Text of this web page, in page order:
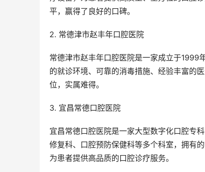
平，赢得了良好的口碑。
2. 常德津市赵丰年口腔医院
常德津市赵丰年口腔医院是一家成立于1999
的就诊环境、可靠的消毒措施、经验丰富的
位，实属难得。
3. 宜昌常德口腔医院
宜昌常德口腔医院是一家大型数字化口腔专
修复科、口腔预防保健科等多个科室，拥有
为患者提供高品质的口腔诊疗服务。